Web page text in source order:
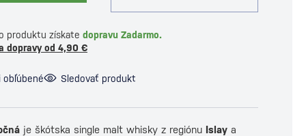
produktu získate dopravu Zadarmo.
dopravy od 4,90 €
obľúbené Sledovať produkt
je škótska single malt whisky z regiónu Islay a